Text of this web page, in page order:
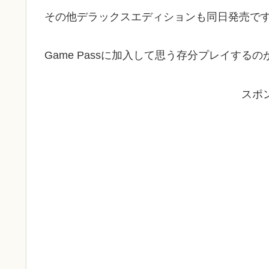
その他デラックスエディションも同日発売です
Game Passに加入して思う存分プレイするの
スポ